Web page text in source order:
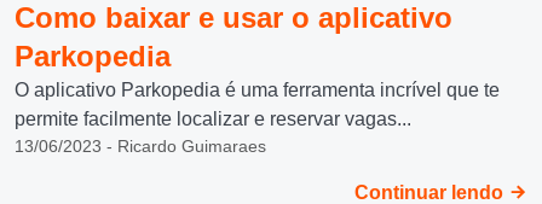
Como baixar e usar o aplicativo
Parkopedia
O aplicativo Parkopedia é uma ferramenta incrível que te
permite facilmente localizar e reservar vagas...
13/06/2023 - Ricardo Guimaraes
Continuar lendo